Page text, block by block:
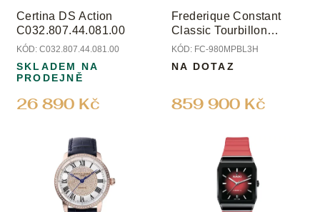
o
d
u
k
ů
Certina DS Action
C032.807.44.081.00
KÓD: C032.807.44.081.00
26 890 Kč
SKLADEM NA
PRODEJNĚ
Frederique Constant
Classic Tourbillon
Manufacture Limited
KÓD: FC-980MPBL3H
859 900 Kč
NA DOTAZ